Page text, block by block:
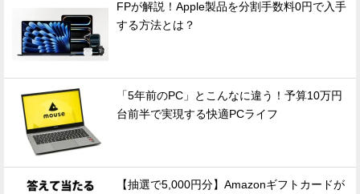
FPが解説！Apple製品を分割手数料0円で入手
する方法とは？
「5年前のPC」とこんなに違う！予算10万円
台前半で実現する快適PCライフ
【抽選で5,000円分】Amazonギフトカードが